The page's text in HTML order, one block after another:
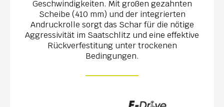
Geschwindigkeiten. Mit großen gezahnten
Scheibe (410 mm) und der integrierten
Andruckrolle sorgt das Schar für die nötige
Aggressivität im Saatschlitz und eine effektive
Rückverfestitung unter trockenen
Bedingungen.